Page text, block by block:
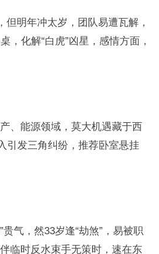
明年冲太岁，团队易遭瓦解，
，化解“白虎”凶星，感情方面，
、能源领域，莫大机遇藏于西
引发三角纠纷，推荐卧室悬挂
气，然33岁逢“劫煞”，易被职
临时反水束手无策时，速在东